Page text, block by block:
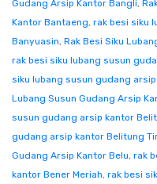
Gudang Arsip Kantor Bangli,
Kantor Bantaeng, rak besi siku
Banyuasin, Rak Besi Siku
rak besi siku lubang susun
siku lubang susun gudang
Lubang Susun Gudang Arsip
susun gudang arsip kantor
gudang arsip kantor Belitung
Gudang Arsip Kantor Belu, rak
kantor Bener Meriah, rak besi